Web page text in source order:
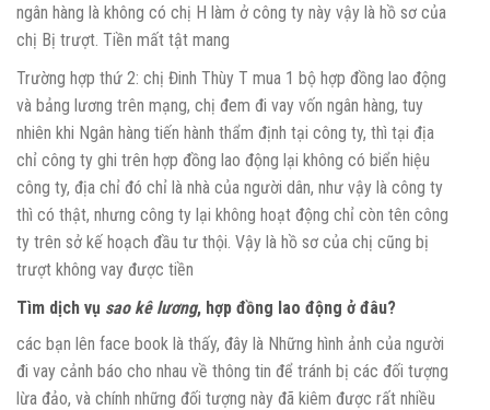
ngân hàng là không có chị H làm ở công ty này vậy là hồ sơ của
chị Bị trượt. Tiền mất tật mang
Trường hợp thứ 2: chị Đinh Thùy T mua 1 bộ hợp đồng lao động
và bảng lương trên mạng, chị đem đi vay vốn ngân hàng, tuy
nhiên khi Ngân hàng tiến hành thẩm định tại công ty, thì tại địa
chỉ công ty ghi trên hợp đồng lao động lại không có biển hiệu
công ty, địa chỉ đó chỉ là nhà của người dân, như vậy là công ty
thì có thật, nhưng công ty lại không hoạt động chỉ còn tên công
ty trên sở kế hoạch đầu tư thội. Vậy là hồ sơ của chị cũng bị
trượt không vay được tiền
Tìm dịch vụ sao kê lương, hợp đồng lao động ở đâu?
các bạn lên face book là thấy, đây là Những hình ảnh của người
đi vay cảnh báo cho nhau về thông tin để tránh bị các đối tượng
lừa đảo, và chính những đối tượng này đã kiêm được rất nhiều